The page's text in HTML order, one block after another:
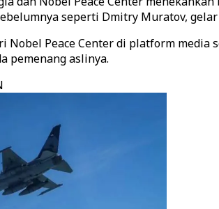
seperti Dmitry Muratov,
Nobel Peace Center di platform
pemenang aslinya.